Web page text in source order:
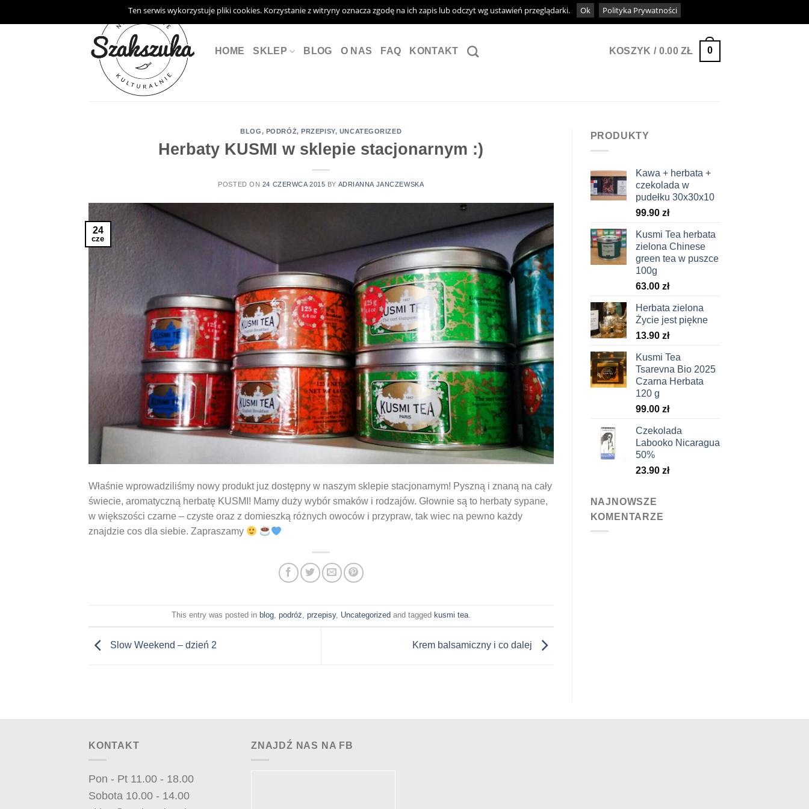
to
HOME
SKLEP BLOG O NAS FAQ KONTAKT KOSZYK / 0.00ZŁ 0
BLOG, PODRÓŻ,PRZEPISY, UNCATEGORIZED
Herbaty KUSMI w sklepie stacjonarnym :)
POSTED ON 24 CZERWCA 2015 BY ADRIANNA JANCZEWSKA
24
cze
Właśnie wprowadziliśmy nowy produkt juz dostępny w naszym sklepie stacjonarnym! Pyszną i znaną na cały
świecie, aromatyczną herbatę KUSMI! Mamy duży wybór smaków i rodzajów. Głownie są to herbaty sypane,
w większości czarne – czyste oraz z domieszką różnych owoców i przypraw, tak wiec na pewno każdy
znajdzie cos dla siebie. Zapraszamy
This entry was posted in blog, podróż, przepisy, Uncategorized and tagged kusmi tea.
Slow Weekend – dzień 2 Krem balsamiczny i co dalej
PRODUKTY
Kawa + herbata +
czekolada w
pudełku 30x30x10
99.90 zł
Kusmi Tea herbata
zielona Chinese
green tea w puszce
100g
63.00 zł
Herbata zielona
Życie jest piękne
13.90 zł
Kusmi Tea
Tsarevna Bio 2025
Czarna Herbata
120 g
99.00 zł
Czekolada
Labooko Nicaragua
50%
23.90 zł
NAJNOWSZE
KOMENTARZE
KONTAKT
Pon - Pt 11.00 - 18.00
Sobota 10.00 - 14.00
ZNAJDŹ NAS NA FB
Ten serwis wykorzystuje pliki cookies. Korzystanie z witryny oznacza zgodę na ich zapis lub odczyt wg ustawień przeglądarki. Ok Polityka Prywatności